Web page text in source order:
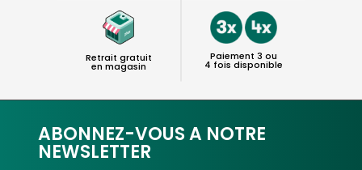
Retrait gratuit
en magasin
Paiement 3 ou
4 fois disponible
ABONNEZ-VOUS A NOTRE
NEWSLETTER